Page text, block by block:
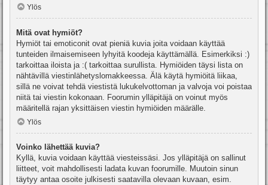
Ylös
Mitä ovat hymiöt?
Hymiöt tai emoticonit ovat pieniä kuvia joita voidaan käyttää
tunteiden ilmaisemiseen lyhyitä koodeja käyttämällä. Esimerkiksi :)
tarkoittaa iloista ja :( tarkoittaa surullista. Hymiöiden täysi lista on
nähtävillä viestinlähetyslomakkeessa. Älä käytä hymiöitä liikaa,
sillä ne voivat tehdä viestistä lukukelvottoman ja valvoja voi poistaa
niitä tai viestin kokonaan. Foorumin ylläpitäjä on voinut myös
määritellä rajan yksittäisen viestin hymiöiden määrälle.
Ylös
Voinko lähettää kuvia?
Kyllä, kuvia voidaan käyttää viesteissäsi. Jos ylläpitäjä on sallinut
liitteet, voit mahdollisesti ladata kuvan foorumille. Muutoin sinun
täytyy antaa osoite julkisesti saatavilla olevaan kuvaan, esim.